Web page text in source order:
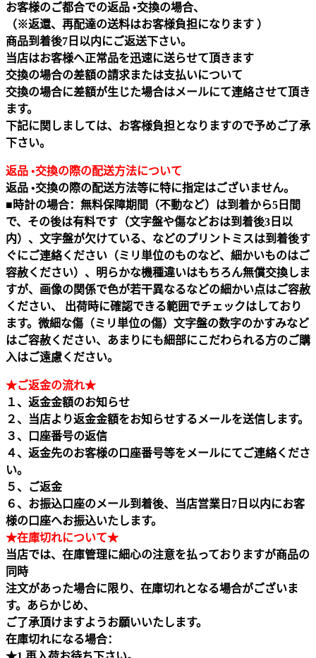
お客様のご都合での返品 •交換の場合、
（※返還、再配達の送料はお客様負担になります ）
商品到着後7日以内にご返送下さい。
当店はお客様へ正常品を迅速に送らせて頂きます
交換の場合の差額の請求または支払いについて
交換の場合に差額が生じた場合はメールにて連絡させて頂き
ます。
下記に関しましては、お客様負担となりますので予めご了承
下さい。
返品 •交換の際の配送方法について
返品 •交換の際の配送方法等に特に指定はございません。
■時計の場合：無料保障期間（不動など）は到着から5日間
で、その後は有料です（文字盤や傷などおは到着後3日以
内）、文字盤が欠けている、などのプリントミスは到着後す
ぐにご連絡ください（ミリ単位のものなど、細かいものはご
容赦ください）、明らかな機種違いはもちろん無償交換しま
すが、画像の関係で色が若干異なるなどの細かい点はご容赦
ください、 出荷時に確認できる範囲でチェックはしており
ます。微細な傷（ミリ単位の傷）文字盤の数字のかすみなど
はご容赦ください、あまりにも細部にこだわられる方のご購
入はご遠慮ください。
★ご返金の流れ★
１、返金金額のお知らせ
２、当店より返金金額をお知らせするメールを送信します。
３、口座番号の返信
４、返金先のお客様の口座番号等をメールにてご連絡くださ
い。
５、ご返金
６、お振込口座のメール到着後、当店営業日7日以内にお客
様の口座へお振込いたします。
★在庫切れについて★
当店では、在庫管理に細心の注意を払っておりますが商品の
同時
注文があった場合に限り、在庫切れとなる場合がございま
す。あらかじめ、
ご了承頂けますようお願いいたします。
在庫切れになる場合：